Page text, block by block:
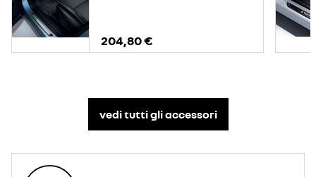
204,80 €
vedi tutti gli accessori​